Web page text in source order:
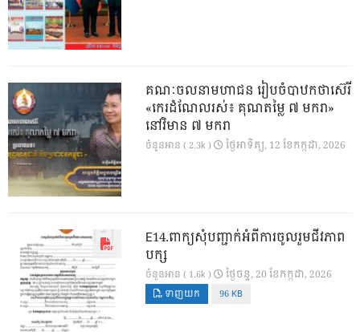
គណៈចលនាមហាជន រៀបចំបាឋកថាស៊េរី
«កេរដំណែលរស់៖ គុណតម្លៃ ៧ មករា»
នៅវិមាន ៧ មករា
ចំនួនអាន ( 2.3k ) ថ្ងៃ​អាទិត្យ, 12 ខែ​កក្កដា, 2026
E14.ពាក្យសុំបញ្ជាក់អំពីការចូលរួមជីវភាព
បក្ស
ចំនួនអាន ( 1.6k ) ថ្ងៃ​ចន្ទ, 20 ខែ​កក្កដា, 2026
ទាញយក 96 KB